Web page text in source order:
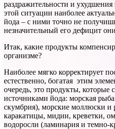
раздражительности и
этой ситуации наиболее
йода – с ними точно не
незначительный его дефицит
Итак, какие продукты
организме?
Наиболее мягко корректирует
естественно, богатая этим
очередь, это продукты,
источниками йода: морская рыба
скумбрия), морские моллюски и
каракатицы, мидии, креветки,
водоросли (ламинария и темно-